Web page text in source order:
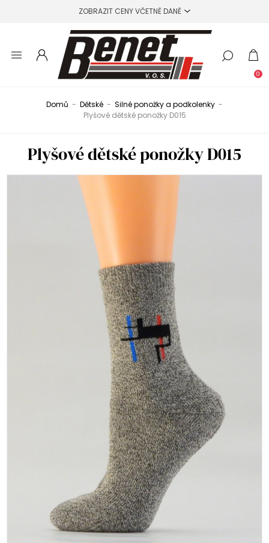
0
Domů - Dětské - Silné ponožky a podkolenky -
Plyšové dětské ponožky D015
Plyšové dětské ponožky D015